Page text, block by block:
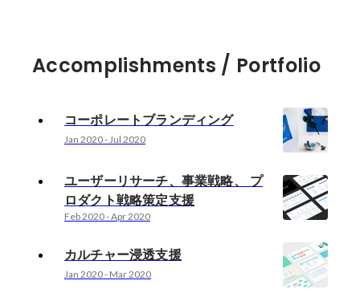
Accomplishments / Portfolio
コーポレートブランディング
Jan 2020- Jul 2020
ユーザーリサーチ、事業戦略、 プ
ロダクト戦略策定支援
Feb 2020-Apr 2020
カルチャー浸透支援
Jan 2020- Mar 2020